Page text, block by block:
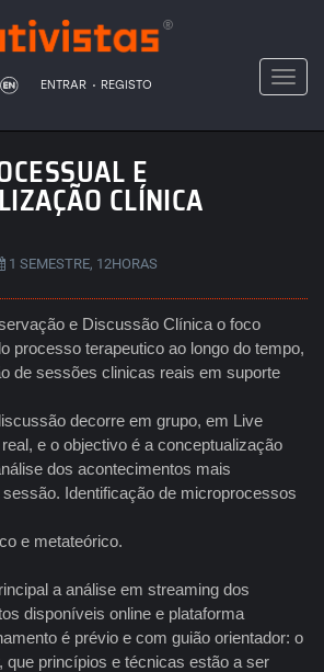
ENTRAR . REGISTO
E
CLÍNICA
1 SEMESTRE, 12HORAS
e Discussão Clínica o foco
processo terapeutico ao longo do tempo,
de sessões clinicas reais em suporte
decorre em grupo, em Live
e o objectivo é a conceptualização
dos acontecimentos mais
Identificação de microprocessos
e metateórico.
a análise em streaming dos
disponíveis online e plataforma
é prévio e com guião orientador: o
que princípios e técnicas estão a ser